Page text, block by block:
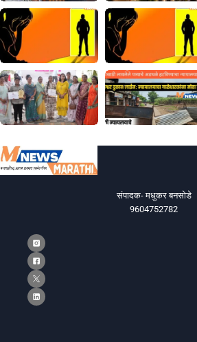
संपादक- मधुकर बनसोडे
9604752782